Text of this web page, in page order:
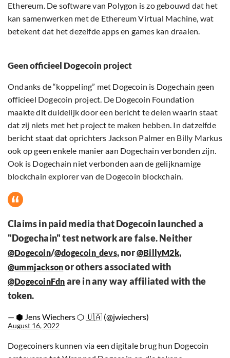
Ethereum. De software van Polygon is zo gebouwd dat het
kan samenwerken met de Ethereum Virtual Machine, wat
betekent dat het dezelfde apps en games kan draaien.
Geen officieel Dogecoin project
Ondanks de “koppeling” met Dogecoin is Dogechain geen
officieel Dogecoin project. De Dogecoin Foundation
maakte dit duidelijk door een bericht te delen waarin staat
dat zij niets met het project te maken hebben. In datzelfde
bericht staat dat oprichters Jackson Palmer en Billy Markus
ook op geen enkele manier aan Dogechain verbonden zijn.
Ook is Dogechain niet verbonden aan de gelijknamige
blockchain explorer van de Dogecoin blockchain.
Claims in paid media that Dogecoin launched a
"Dogechain" test network are false. Neither
@Dogecoin/@dogecoin_devs, nor@BillyM2k,
@ummjacksonor others associated with
@DogecoinFdn are in any way affiliated with the
token.
— ⬢ Jens Wiechers ⬡ 🇺🇦 (@jwiechers)
August 16, 2022
Dogecoiners kunnen via een digitale brug hun Dogecoin